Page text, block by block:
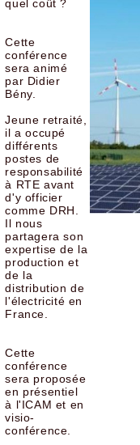
quel coût ?
Cette
conférence
sera animé
par Didier
Bény.
Jeune retraité,
il a occupé
différents
postes de
responsabilité
à RTE avant
d'y officier
comme DRH.
Il nous
partagera son
expertise de la
production et
de la
distribution de
l'électricité en
France.
Cette
conférence
sera proposée
en présentiel
à l'ICAM et en
visio-
conférence.